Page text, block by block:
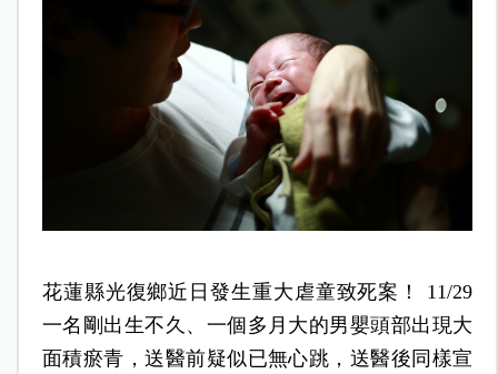
花蓮縣光復鄉近日發生重大虐童致死案！ 11/29
一名剛出生不久、一個多月大的男嬰頭部出現大
面積瘀青，送醫前疑似已無心跳，送醫後同樣宣